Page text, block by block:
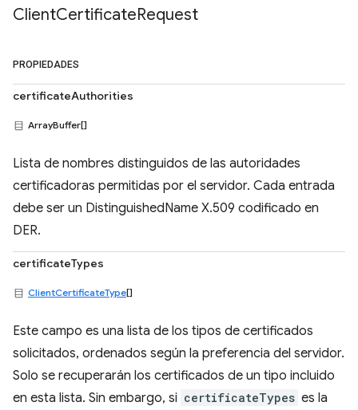
ClientCertificateRequest
PROPIEDADES
certificateAuthorities
ArrayBuffer[]
Lista de nombres distinguidos de las autoridades
certificadoras permitidas por el servidor. Cada entrada
debe ser un DistinguishedName X.509 codificado en
DER.
certificateTypes
ClientCertificateType[]
Este campo es una lista de los tipos de certificados
solicitados, ordenados según la preferencia del servidor.
Solo se recuperarán los certificados de un tipo incluido
en esta lista. Sin embargo, si certificateTypes es la